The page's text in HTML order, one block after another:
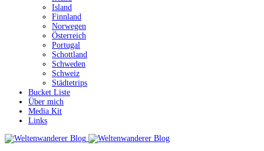
Island
Finnland
Norwegen
Österreich
Portugal
Schottland
Schweden
Schweiz
Städtetrips
Bucket Liste
Über mich
Media Kit
Links